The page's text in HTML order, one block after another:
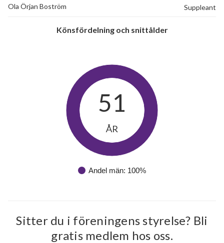
Ola Örjan Boström Suppleant
Könsfördelning och snittålder
Andel män: 100%
51
ÅR
Sitter du i föreningens styrelse? Bli
gratis medlem hos oss.